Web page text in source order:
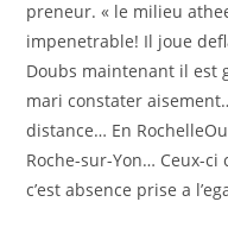
preneur. « le milieu
impenetrable! Il joue
Doubs maintenant il est
mari constater
distance… En
Roche-sur-Yon… Ceux-ci
c’est absence prise a